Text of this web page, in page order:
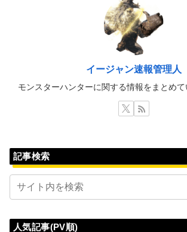
イージャン速報管理人
モンスターハンターに関する情報をまとめて
記事検索
人気記事(PV順)